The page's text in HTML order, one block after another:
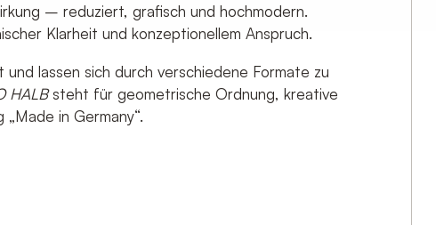
bestätigen.
Zu unsererDatenschutzerklärung.
– reduziert, grafisch und hochmodern.
Klarheit und konzeptionellem Anspruch.
lassen sich durch verschiedene Formate zu
HALBsteht für geometrische Ordnung, kreative
in Germany“.